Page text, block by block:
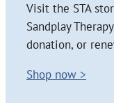
Visit the STA
Sandplay
donation, or
Shop now >